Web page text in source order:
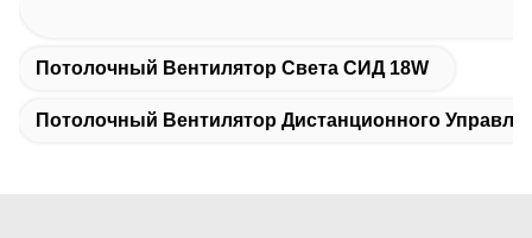
Потолочный Вентилятор Света СИД 18W
Потолочный Вентилятор Дистанционного